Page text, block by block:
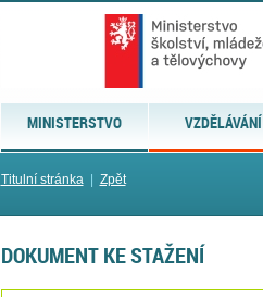
MINISTERSTVO VZDĚLÁVÁNÍ
Titulní stránka| Zpět
DOKUMENT KE STAŽENÍ